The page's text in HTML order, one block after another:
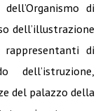
di
dell’illustrazione
di
dell’istruzione,
del palazzo della